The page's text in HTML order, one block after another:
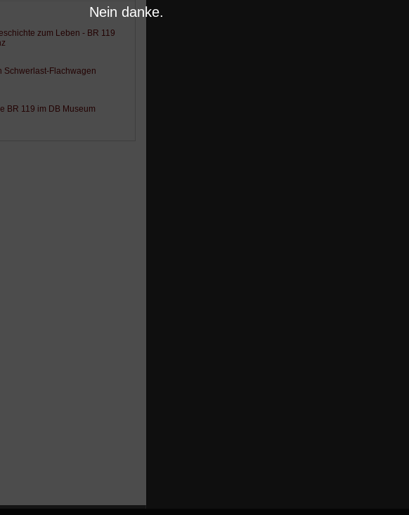
zum Leben - BR 119
Schwerlast-Flachwagen
BR 119 im DB Museum
Nein danke.